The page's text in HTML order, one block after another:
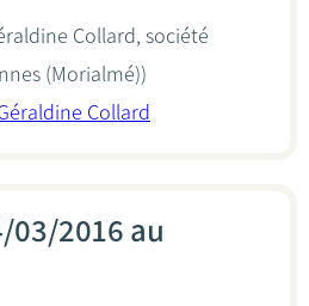
Collard, société
(Morialmé))
Collard
03/2016 au